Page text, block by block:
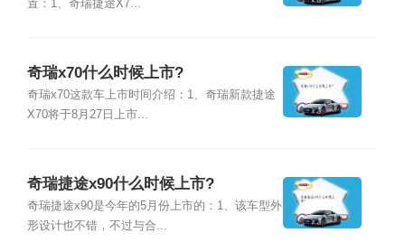
置：1、奇瑞捷途X7...
奇瑞x70什么时候上市?
奇瑞x70这款车上市时间介绍：1、奇瑞新款捷途
X70将于8月27日上市...
奇瑞捷途x90什么时候上市?
奇瑞捷途x90是今年的5月份上市的：1、该车型外
形设计也不错，不过与合...